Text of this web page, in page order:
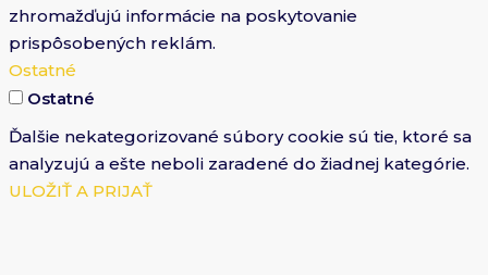
zhromažďujú informácie na poskytovanie
prispôsobených reklám.
Ostatné
Ostatné
Ďalšie nekategorizované súbory cookie sú tie, ktoré sa
analyzujú a ešte neboli zaradené do žiadnej kategórie.
ULOŽIŤ A PRIJAŤ